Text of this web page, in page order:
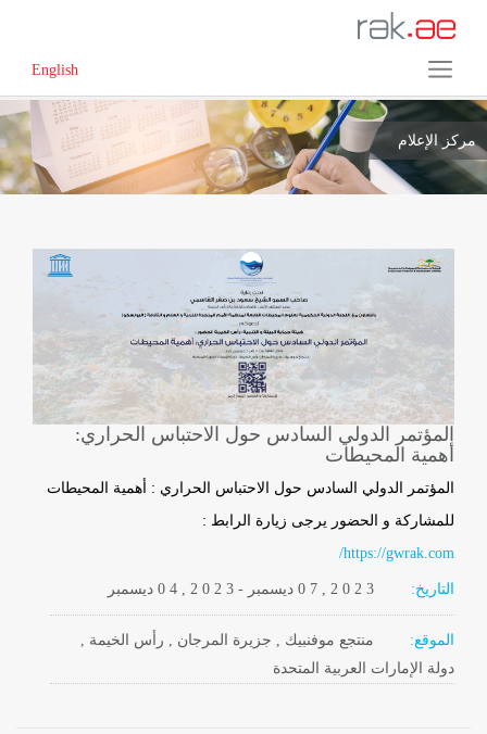
English
مركز الإعلام
المؤتمر الدولي السادس حول الاحتباس الحراري:
أهمية المحيطات
المؤتمر الدولي السادس حول الاحتباس الحراري : أهمية المحيطات
للمشاركة و الحضور يرجى زيارة الرابط :
https://gwrak.com/
التاريخ: ديسمبر 0 4 , 2 0 2 3- ديسمبر 0 7 , 2 0 2 3
الموقع:
منتجع موفنبيك , جزيرة المرجان , رأس الخيمة ,
دولة الإمارات العربية المتحدة